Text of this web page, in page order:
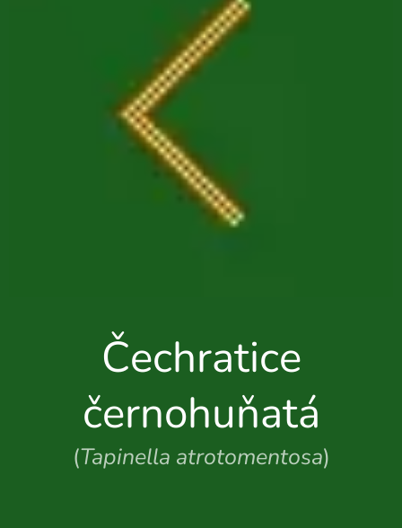
Čechratice
černohuňatá
(Tapinella atrotomentosa)